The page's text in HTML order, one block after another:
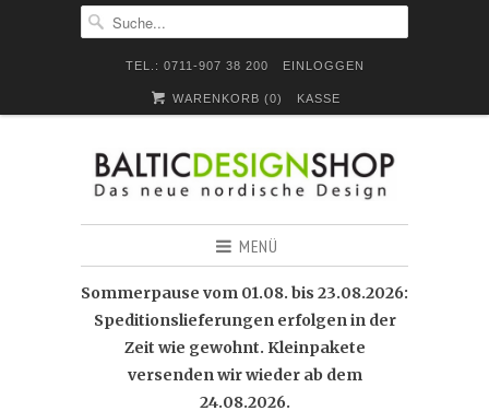
TEL.: 0711-907 38 200 EINLOGGEN
WARENKORB (0) KASSE
MENÜ
Sommerpause vom 01.08. bis 23.08.2026:
Speditionslieferungen erfolgen in der
Zeit wie gewohnt. Kleinpakete
versenden wir wieder ab dem
24.08.2026.